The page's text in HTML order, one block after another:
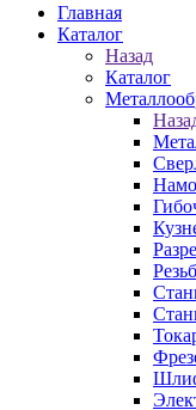
Главная
Каталог
Назад
Каталог